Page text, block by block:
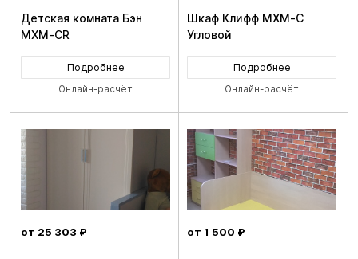
Детская комната Бэн
MXM-CR
Подробнее
Онлайн-расчёт
Шкаф Клифф MXM-C
Угловой
Подробнее
Онлайн-расчёт
от 25 303 ₽ от 1 500 ₽